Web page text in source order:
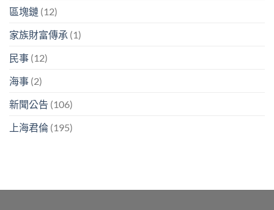
區塊鏈 (12)
家族財富傳承 (1)
民事 (12)
海事 (2)
新聞公告 (106)
上海君倫 (195)